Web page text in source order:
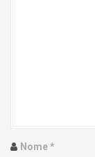
i Nome*